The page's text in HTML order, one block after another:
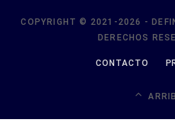
COPYRIGHT © 2021-2026 -
DERECHOS
CONTACTO